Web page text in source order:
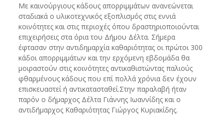
Με καινούργιους κάδους απορριμμάτων ανανεώνεται
σταδιακά ο υλικοτεχνικός εξοπλισμός στις εννιά
κοινότητες και στις περιοχές όπου δραστηριοποιούνται
επιχειρήσεις στα όρια του Δήμου Δέλτα. Σήμερα
έφτασαν στην αντιδημαρχία καθαριότητας οι πρώτοι 300
κάδοι απορριμμάτων και την ερχόμενη εβδομάδα θα
μοιραστούν στις κοινότητες αντικαθιστώντας παλιούς
φθαρμένους κάδους που επί πολλά χρόνια δεν έχουν
επισκευαστεί ή αντικατασταθεί.Στην παραλαβή ήταν
παρόν ο δήμαρχος Δέλτα Γιάννης Ιωαννίδης και ο
αντιδήμαρχος Καθαριότητας Γιώργος Κυριακίδης.